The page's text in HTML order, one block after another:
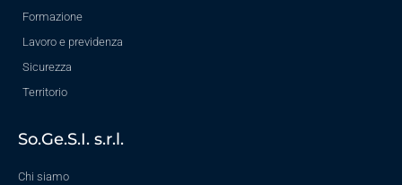
Formazione
Lavoro e previdenza
Sicurezza
Territorio
So.Ge.S.I. s.r.l.
Chi siamo